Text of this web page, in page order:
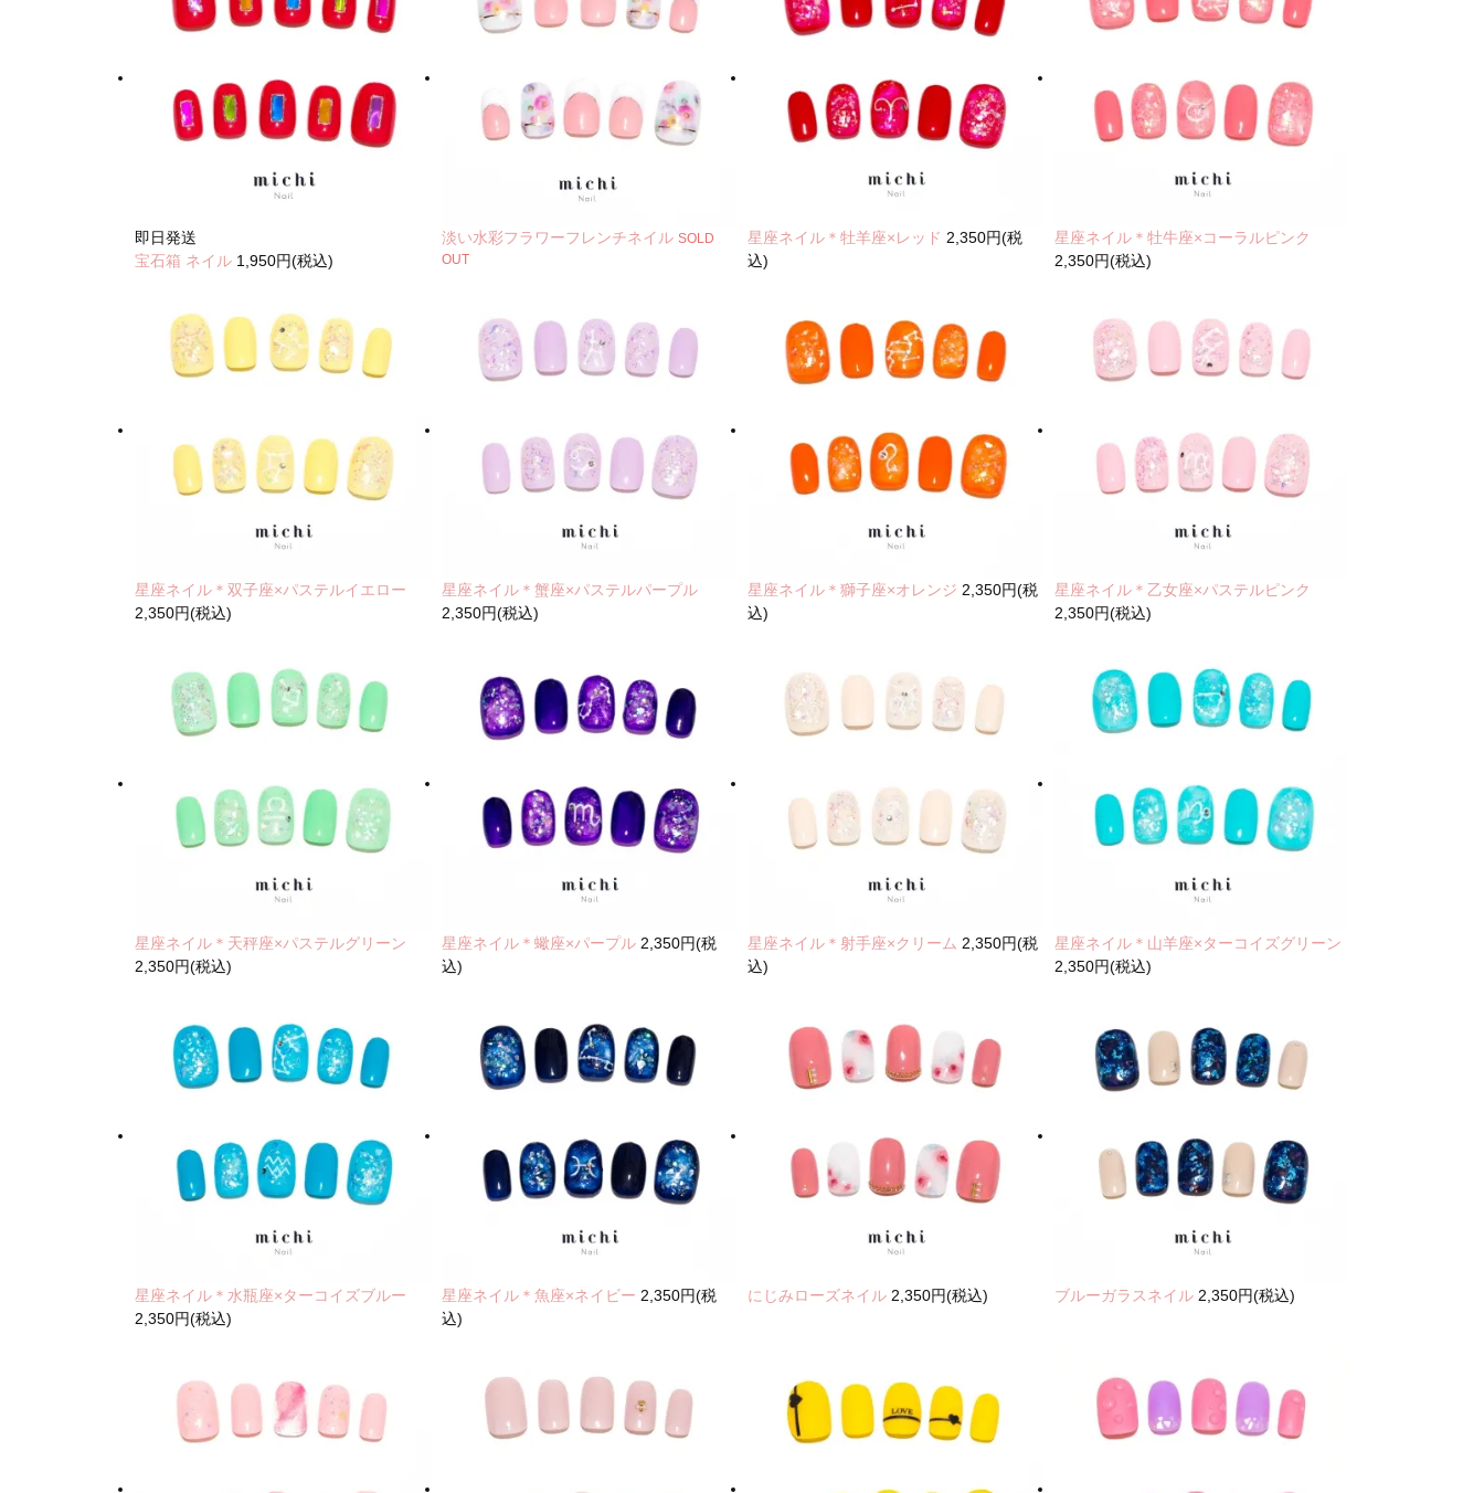
即日発送
宝石箱 ネイル 1,950円(税込)
淡い水彩フラワーフレンチネイル SOLD
OUT
星座ネイル＊牡羊座×レッド 2,350円(税
込)
星座ネイル＊牡牛座×コーラルピンク
2,350円(税込)
星座ネイル＊双子座×パステルイエロー
2,350円(税込)
星座ネイル＊蟹座×パステルパープル
2,350円(税込)
星座ネイル＊獅子座×オレンジ 2,350円(税
込)
星座ネイル＊乙女座×パステルピンク
2,350円(税込)
星座ネイル＊天秤座×パステルグリーン
2,350円(税込)
星座ネイル＊蠍座×パープル 2,350円(税
込)
星座ネイル＊射手座×クリーム 2,350円(税
込)
星座ネイル＊山羊座×ターコイズグリーン
2,350円(税込)
星座ネイル＊水瓶座×ターコイズブルー
2,350円(税込)
星座ネイル＊魚座×ネイビー 2,350円(税
込)
にじみローズネイル 2,350円(税込) ブルーガラスネイル 2,350円(税込)